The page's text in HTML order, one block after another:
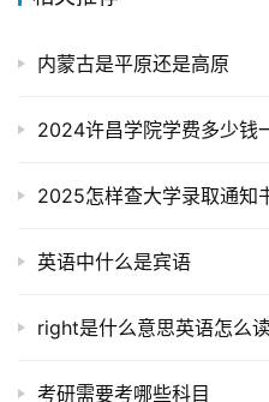
内蒙古是平原还是高原
2024许昌学院学费多少钱
2025怎样查大学录取通知
英语中什么是宾语
right是什么意思英语怎么
考研需要考哪些科目